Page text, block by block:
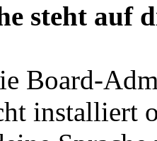
steht auf
Board-
installiert